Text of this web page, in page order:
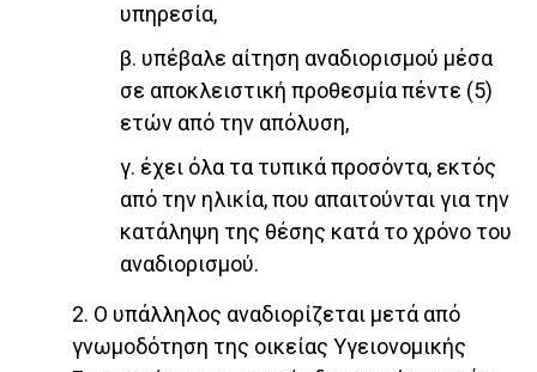
υπηρεσία,
β. υπέβαλε αίτηση αναδιορισμού μέσα
σε αποκλειστική προθεσμία πέντε (5)
ετών από την απόλυση,
γ. έχει όλα τα τυπικά προσόντα, εκτός
από την ηλικία, που απαιτούνται για την
κατάληψη της θέσης κατά το χρόνο του
αναδιορισμού.
2. Ο υπάλληλος αναδιορίζεται μετά από
γνωμοδότηση της οικείας Υγειονομικής